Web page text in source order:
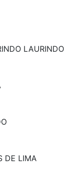
LAURINDO
DE LIMA